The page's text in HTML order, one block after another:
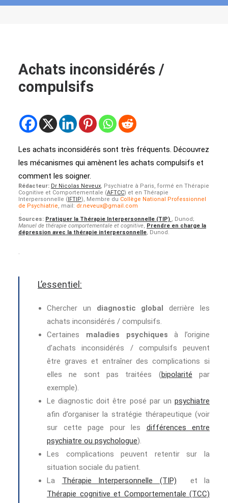
Achats inconsidérés /
compulsifs
Les achats inconsidérés sont très fréquents. Découvrez
les mécanismes qui amènent les achats compulsifs et
comment les soigner.
Rédacteur: Dr Nicolas Neveux, Psychiatre à Paris, formé en Thérapie
Cognitive et Comportementale (AFTCC) et en Thérapie
Interpersonnelle (IFTIP), Membre du Collège National Professionnel
de Psychiatrie, mail: dr.neveux@gmail.com
.
Sources: Pratiquer la Thérapie Interpersonnelle (TIP) , Dunod;
Manuel de thérapie comportementale et cognitive, Prendre en charge la
dépression avec la thérapie interpersonnelle, Dunod.
.
L’essentiel:
Chercher un diagnostic global derrière les
achats inconsidérés / compulsifs.
Certaines maladies psychiques à l’origine
d’achats inconsidérés / compulsifs peuvent
être graves et entraîner des complications si
elles ne sont pas traitées (bipolarité par
exemple).
Le diagnostic doit être posé par un psychiatre
afin d’organiser la stratégie thérapeutique (voir
sur cette page pour les différences entre
psychiatre ou psychologue).
Les complications peuvent retentir sur la
situation sociale du patient.
La Thérapie Interpersonnelle (TIP) et la
Thérapie cognitive et Comportementale (TCC)